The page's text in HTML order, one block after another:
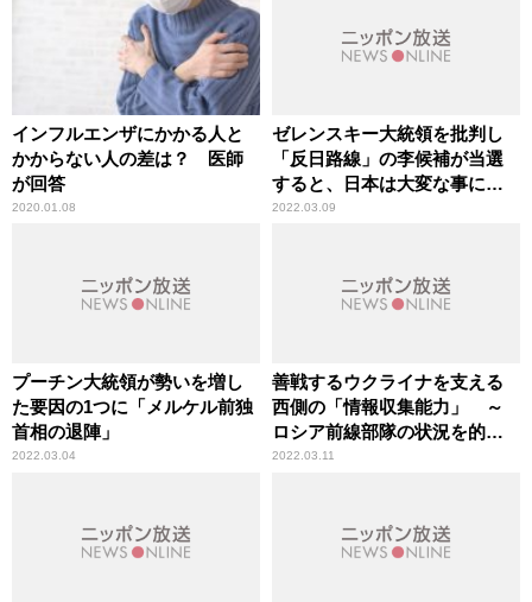
インフルエンザにかかる人と
かからない人の差は？ 医師
が回答
2020.01.08
ゼレンスキー大統領を批判し
「反日路線」の李候補が当選
すると、日本は大変な事にな
る
2022.03.09
プーチン大統領が勢いを増し
た要因の1つに「メルケル前独
首相の退陣」
2022.03.04
善戦するウクライナを支える
西側の「情報収集能力」 ～
ロシア前線部隊の状況を的確
に把握
2022.03.11